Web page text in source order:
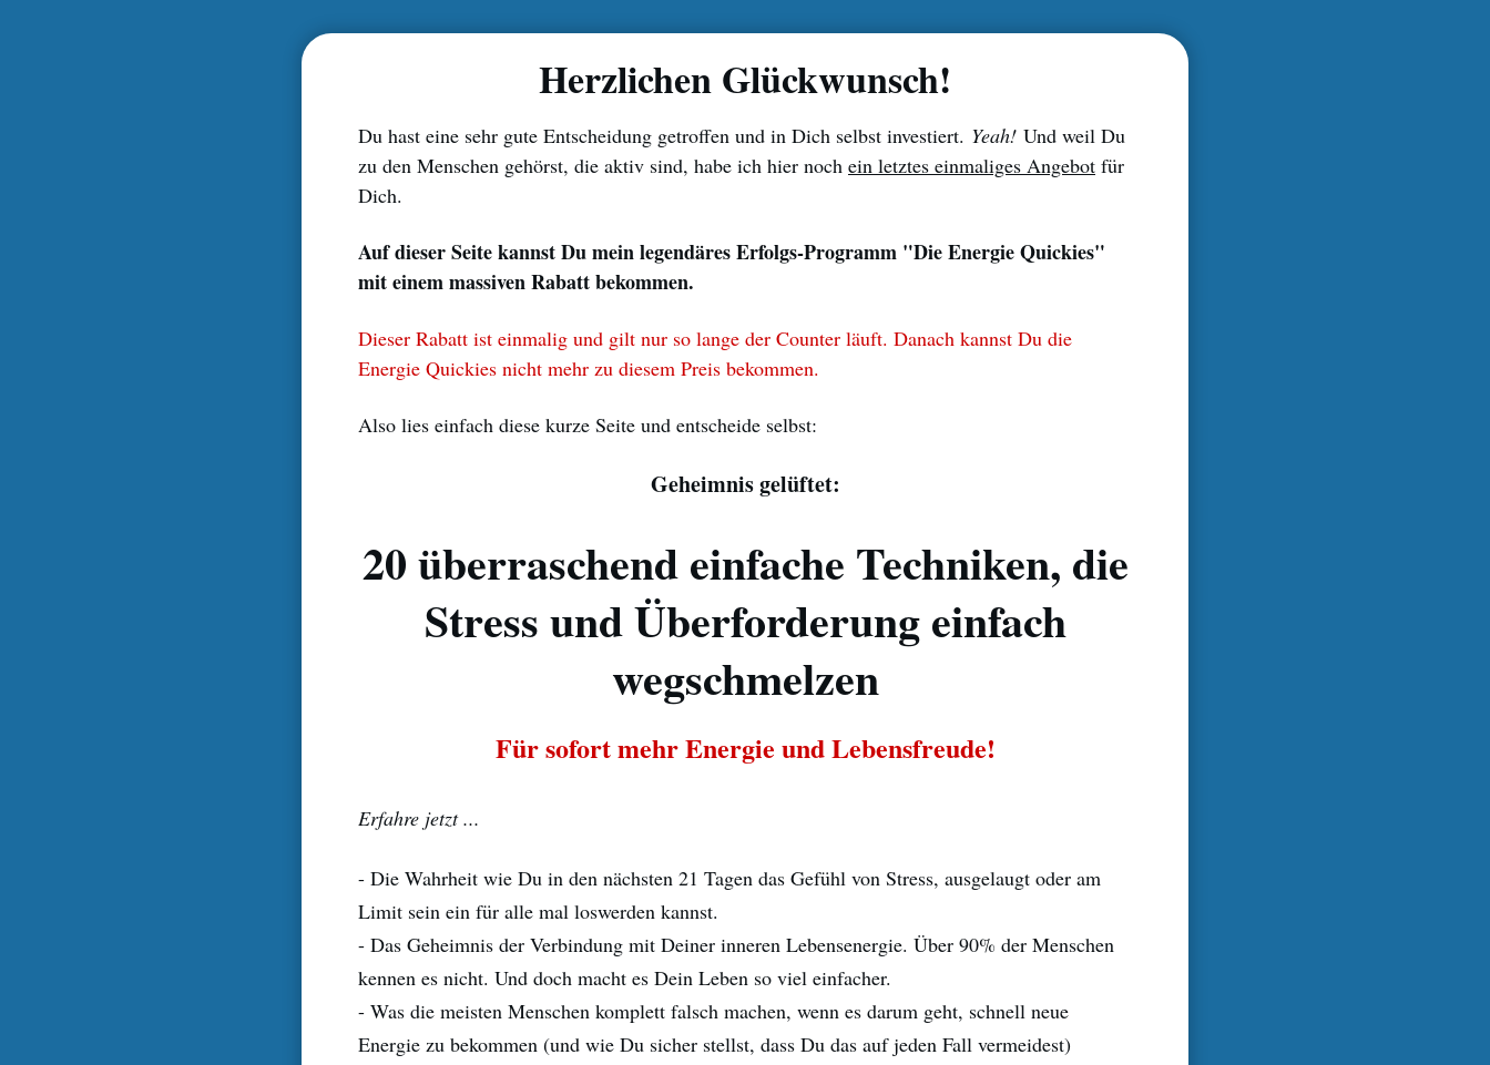
Herzlichen Glückwunsch!
Du hast eine sehr gute Entscheidung getroffen und in Dich selbst investiert. Yeah! Und weil Du
zu den Menschen gehörst, die aktiv sind, habe ich hier noch ein letztes einmaliges Angebot für
Dich.
Auf dieser Seite kannst Du mein legendäres Erfolgs-Programm "Die Energie Quickies"
mit einem massiven Rabatt bekommen.
Dieser Rabatt ist einmalig und gilt nur so lange der Counter läuft. Danach kannst Du die
Energie Quickies nicht mehr zu diesem Preis bekommen.
Also lies einfach diese kurze Seite und entscheide selbst:
Geheimnis gelüftet:
20 überraschend einfache Techniken, die
Stress und Überforderung einfach
wegschmelzen
Für sofort mehr Energie und Lebensfreude!
Erfahre jetzt ...
- Die Wahrheit wie Du in den nächsten 21 Tagen das Gefühl von Stress, ausgelaugt oder am
Limit sein ein für alle mal loswerden kannst.
- Das Geheimnis der Verbindung mit Deiner inneren Lebensenergie. Über 90% der Menschen
kennen es nicht. Und doch macht es Dein Leben so viel einfacher.
- Was die meisten Menschen komplett falsch machen, wenn es darum geht, schnell neue
Energie zu bekommen (und wie Du sicher stellst, dass Du das auf jeden Fall vermeidest)